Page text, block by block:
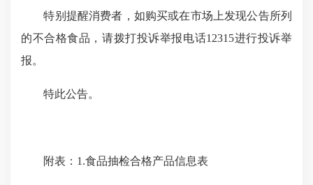
特别提醒消费者，如购买或在市场上发现公告所列
的不合格食品，请拨打投诉举报电话12315进行投诉举
报。
特此公告。
附表：1.食品抽检合格产品信息表